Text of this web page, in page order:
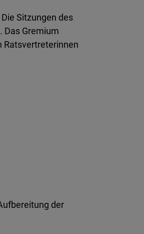
Sitzungen des
. Das Gremium
Ratsvertreterinnen
der